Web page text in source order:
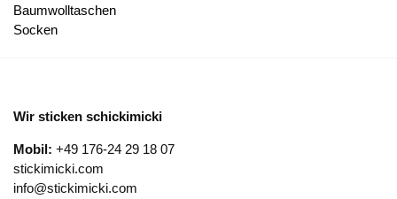
Baumwolltaschen
Socken
Wir sticken schickimicki
Mobil: +49 176-24 29 18 07
stickimicki.com
info@stickimicki.com